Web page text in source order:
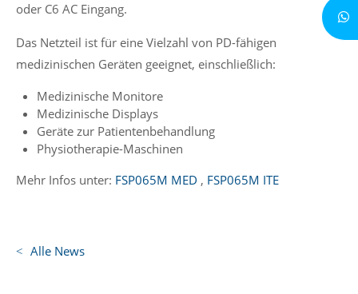
oder C6 AC Eingang.
Das Netzteil ist für eine Vielzahl von PD-fähigen
medizinischen Geräten geeignet, einschließlich:
Medizinische Monitore
Medizinische Displays
Geräte zur Patientenbehandlung
Physiotherapie-Maschinen
Mehr Infos unter: FSP065M MED , FSP065M ITE
Alle News